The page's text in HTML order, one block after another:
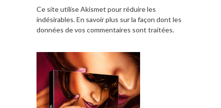
Ce site utilise Akismet pour réduire les
indésirables.En savoir plus sur la façon dont les
données de vos commentaires sont traitées.